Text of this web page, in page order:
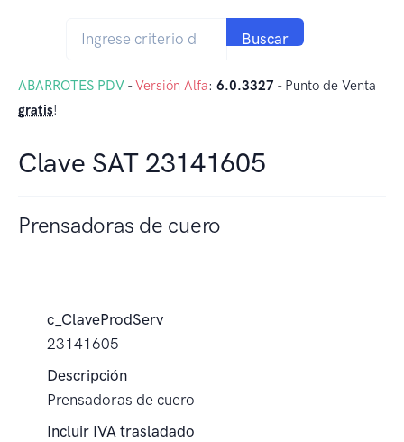
Buscar
ABARROTES PDV -Versión Alfa: 6.0.3327 - Punto de Venta
gratis!
Clave SAT 23141605
Prensadoras de cuero
c_ClaveProdServ
23141605
Descripción
Prensadoras de cuero
Incluir IVA trasladado